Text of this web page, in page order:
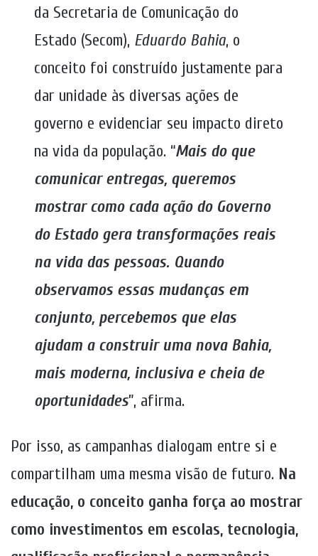
da Secretaria de Comunicação do
Estado (Secom), Eduardo Bahia, o
conceito foi construído justamente para
dar unidade às diversas ações de
governo e evidenciar seu impacto direto
na vida da população. “Mais do que
comunicar entregas, queremos
mostrar como cada ação do Governo
do Estado gera transformações reais
na vida das pessoas. Quando
observamos essas mudanças em
conjunto, percebemos que elas
ajudam a construir uma nova Bahia,
mais moderna, inclusiva e cheia de
oportunidades”, afirma.
Por isso, as campanhas dialogam entre si e
compartilham uma mesma visão de futuro. Na
educação, o conceito ganha força ao mostrar
como investimentos em escolas, tecnologia,